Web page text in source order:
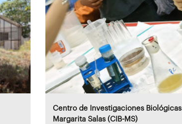
Centro de Investigaciones Biológicas
Margarita Salas (CIB-MS)